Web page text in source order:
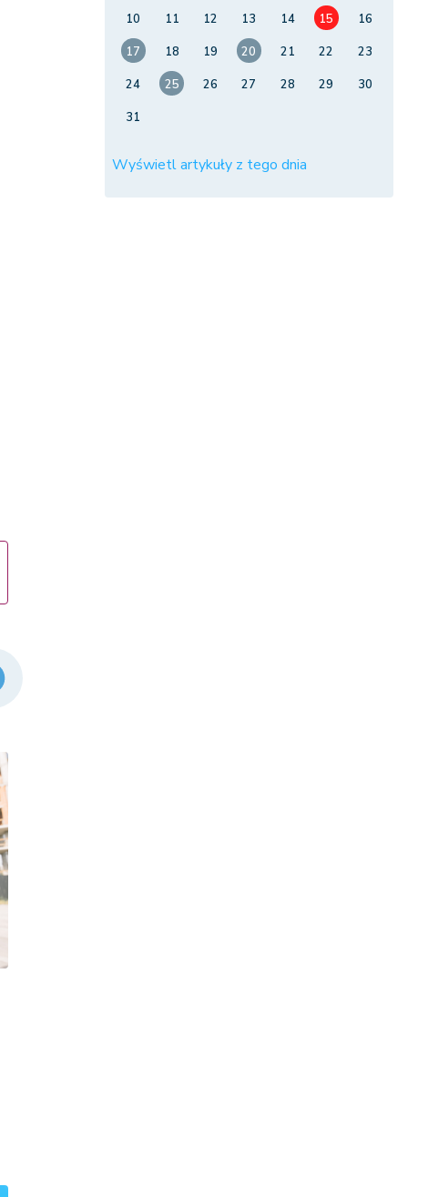
10
11 12 13 14 15
16
17
18 19 20 21 22
23
24
25 26 27 28 29
30
31
Wyświetl artykuły z tego dnia